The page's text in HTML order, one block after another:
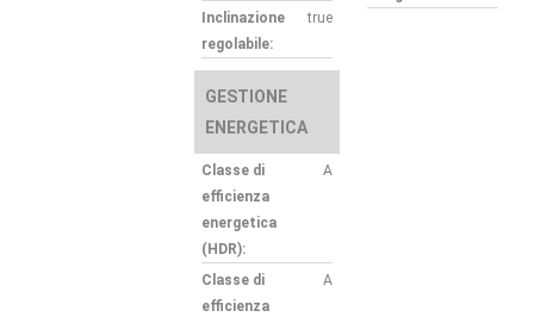
Inclinazione
regolabile:
true
GESTIONE
ENERGETICA
Classe di
efficienza
energetica
(HDR):
A
Classe di
efficienza
A